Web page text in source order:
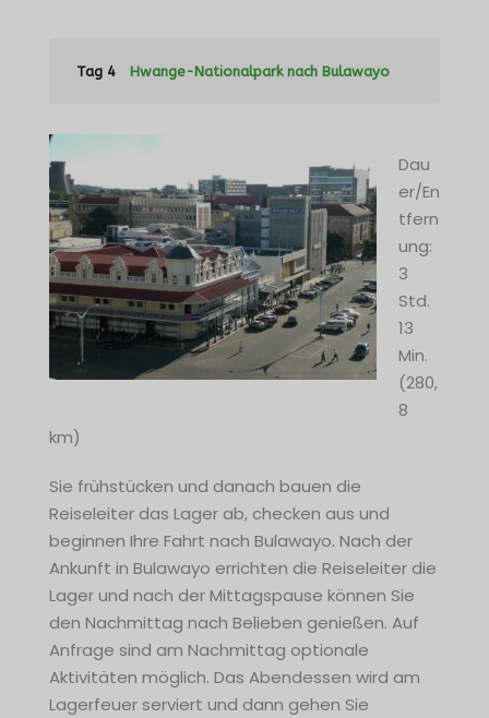
Tag 4 Hwange-Nationalpark nach Bulawayo
Dau
er/En
tfern
ung:
3
Std.
13
Min.
(280,
8
km)
Sie frühstücken und danach bauen die
Reiseleiter das Lager ab, checken aus und
beginnen Ihre Fahrt nach Bulawayo. Nach der
Ankunft in Bulawayo errichten die Reiseleiter die
Lager und nach der Mittagspause können Sie
den Nachmittag nach Belieben genießen. Auf
Anfrage sind am Nachmittag optionale
Aktivitäten möglich. Das Abendessen wird am
Lagerfeuer serviert und dann gehen Sie